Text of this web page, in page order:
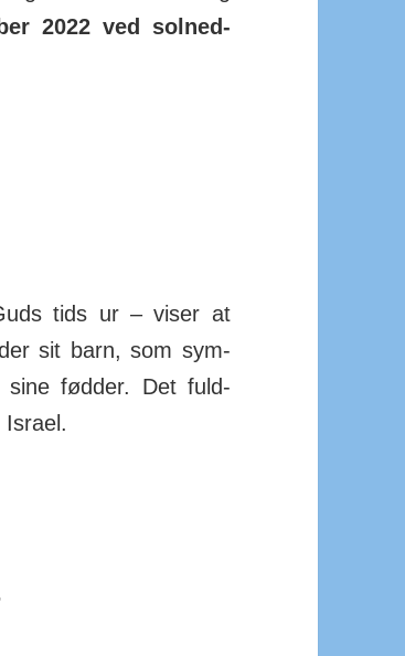
2022 ved sol­ned­
tids ur – viser at
sit barn, som sym­
sine fødder. Det fuld­
Israel.